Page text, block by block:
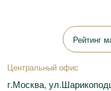
Рейтинг
Центральный офис
г.Москва,